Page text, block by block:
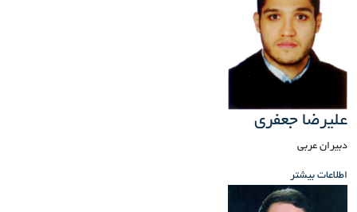
علیرضا جعفری
دبیران عربی
اطلاعات بیشتر